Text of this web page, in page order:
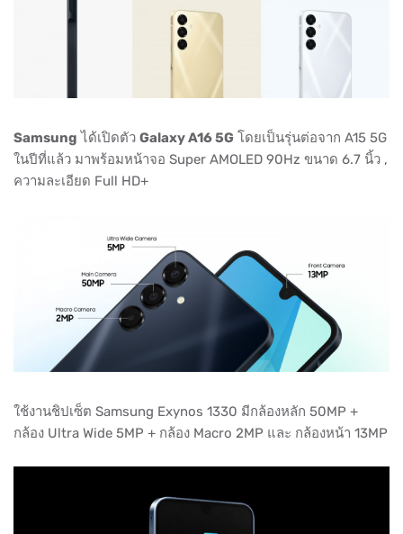
Samsung ได้เปิดตัว Galaxy A16 5G โดยเป็นรุ่นต่อจาก A15 5G
ในปีที่แล้ว มาพร้อมหน้าจอ Super AMOLED 90Hz ขนาด 6.7 นิ้ว ,
ความละเอียด Full HD+
ใช้งานชิปเซ็ต Samsung Exynos 1330 มีกล้องหลัก 50MP +
กล้อง Ultra Wide 5MP + กล้อง Macro 2MP และ กล้องหน้า 13MP